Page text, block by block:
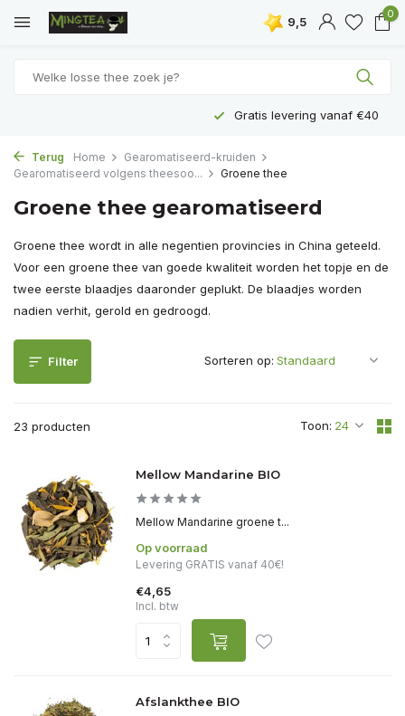
9,5
0
Gratis levering vanaf €40
Terug Home
Gearomatiseerd-kruiden
Gearomatiseerd volgens theesoo...
Groene thee
Groene thee gearomatiseerd
Groene thee wordt in alle negentien provincies in China geteeld.
Voor een groene thee van goede kwaliteit worden het topje en de
twee eerste blaadjes daaronder geplukt. De blaadjes worden
nadien verhit, gerold en gedroogd.
Filter
23 producten Toon:
Sorteren op:
Mellow Mandarine BIO
Mellow Mandarine groene t...
Op voorraad
Levering GRATIS vanaf 40€!
€4,65
Incl. btw
Afslankthee BIO